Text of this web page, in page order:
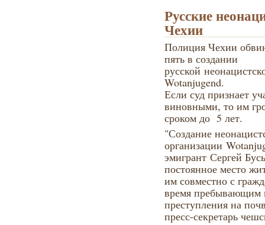
Русские
Чехии
Полиция Чехии
пять в создании
русской
Wotanjugend.
Если суд признает
виновными, то им
сроком до 5 лет.
"Создание
организации
эмигрант Сергей
постоянное место
им совместно с
время пребывающим
преступления на
пресс-секретарь